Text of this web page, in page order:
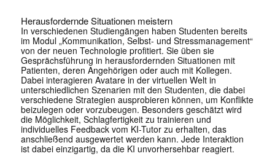
Herausfordernde Situationen meistern
In verschiedenen Studiengängen haben Studenten bereits
im Modul „Kommunikation, Selbst- und Stressmanagement“
von der neuen Technologie profitiert. Sie üben sie
Gesprächsführung in herausfordernden Situationen mit
Patienten, deren Angehörigen oder auch mit Kollegen.
Dabei interagieren Avatare in der virtuellen Welt in
unterschiedlichen Szenarien mit den Studenten, die dabei
verschiedene Strategien ausprobieren können, um Konflikte
beizulegen oder vorzubeugen. Besonders geschätzt wird
die Möglichkeit, Schlagfertigkeit zu trainieren und
individuelles Feedback vom KI-Tutor zu erhalten, das
anschließend ausgewertet werden kann. Jede Interaktion
ist dabei einzigartig, da die KI unvorhersehbar reagiert.